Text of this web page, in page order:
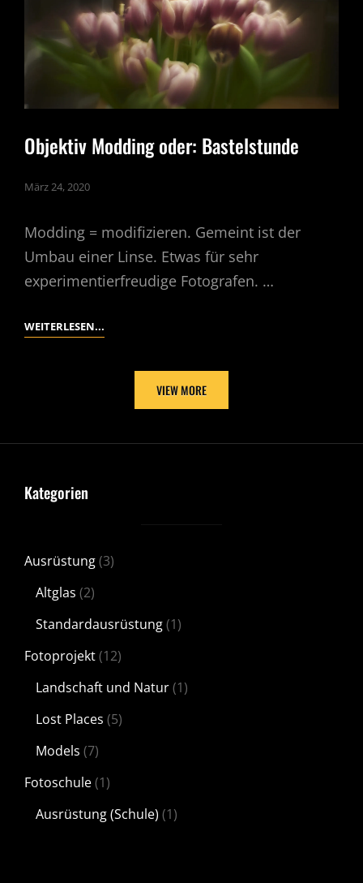
UNS
STRUDELN.
Objektiv Modding oder: Bastelstunde
März 24, 2020
Modding = modifizieren. Gemeint ist der
Umbau einer Linse. Etwas für sehr
experimentierfreudige Fotografen. …
WEITERLESEN...
ODER:
BASTELSTUNDE
VIEW MORE
Kategorien
Ausrüstung(3)
Altglas (2)
Standardausrüstung(1)
Fotoprojekt(12)
Landschaft und Natur(1)
Lost Places (5)
Models (7)
Fotoschule(1)
Ausrüstung (Schule) (1)